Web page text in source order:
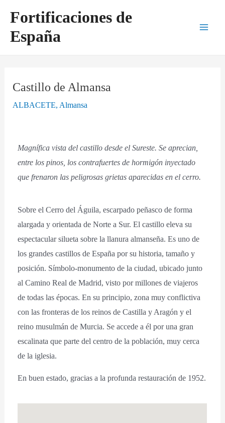
contenido
Fortificaciones de
España
Castillo de Almansa
ALBACETE,Almansa
Magnífica vista del castillo desde el Sureste. Se aprecian,
entre los pinos, los contrafuertes de hormigón inyectado
que frenaron las peligrosas grietas aparecidas en el cerro.
Sobre el Cerro del Águila, escarpado peñasco de forma
alargada y orientada de Norte a Sur. El castillo eleva su
espectacular silueta sobre la llanura almanseña. Es uno de
los grandes castillos de España por su historia, tamaño y
posición. Símbolo-monumento de la ciudad, ubicado junto
al Camino Real de Madrid, visto por millones de viajeros
de todas las épocas. En su principio, zona muy conflictiva
con las fronteras de los reinos de Castilla y Aragón y el
reino musulmán de Murcia. Se accede a él por una gran
escalinata que parte del centro de la población, muy cerca
de la iglesia.
En buen estado, gracias a la profunda restauración de 1952.
de
entradas